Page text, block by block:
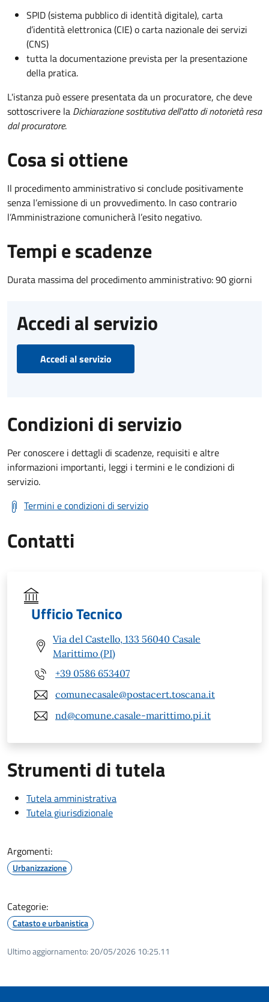
SPID (sistema pubblico di identità digitale), carta
d’identità elettronica (CIE) o carta nazionale dei servizi
(CNS)
tutta la documentazione prevista per la presentazione
della pratica.
L'istanza può essere presentata da un procuratore, che deve
sottoscrivere la Dichiarazione sostitutiva dell'atto di notorietà resa
dal procuratore.
Cosa si ottiene
Il procedimento amministrativo si conclude positivamente
senza l’emissione di un provvedimento. In caso contrario
l’Amministrazione comunicherà l’esito negativo.
Tempi e scadenze
Durata massima del procedimento amministrativo: 90 giorni
Accedi al servizio
Accedi al servizio
Condizioni di servizio
Per conoscere i dettagli di scadenze, requisiti e altre
informazioni importanti, leggi i termini e le condizioni di
servizio.
Termini e condizioni di servizio
Contatti
Ufficio Tecnico
Via del Castello, 133 56040 Casale
Marittimo (PI)
+39 0586 653407
comunecasale@postacert.toscana.it
nd@comune.casale-marittimo.pi.it
Strumenti di tutela
Tutela amministrativa
Tutela giurisdizionale
Argomenti:
Urbanizzazione
Categorie:
Catasto e urbanistica
Ultimo aggiornamento: 20/05/2026 10:25.11